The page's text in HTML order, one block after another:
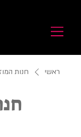
ראשי חנות